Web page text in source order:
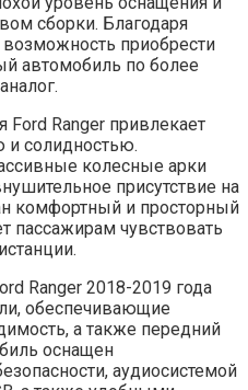
сборки. Благодаря
возможность приобрести
автомобиль по более
Ranger привлекает
солидностью.
колесные арки
присутствие на
комфортный и просторный
пассажирам чувствовать
Ranger 2018-2019 года
обеспечивающие
а также передний
оснащен
аудиосистемой